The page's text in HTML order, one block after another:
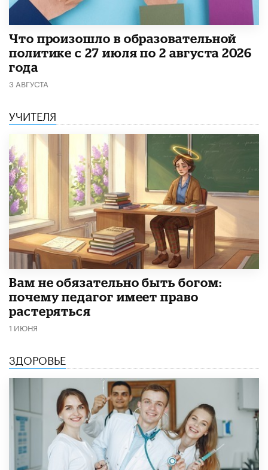
​Что произошло в образовательной
политике с 27 июля по 2 августа 2026
года
3 АВГУСТА
УЧИТЕЛЯ
​Вам не обязательно быть богом:
почему педагог имеет право
растеряться
1 ИЮНЯ
ЗДОРОВЬЕ